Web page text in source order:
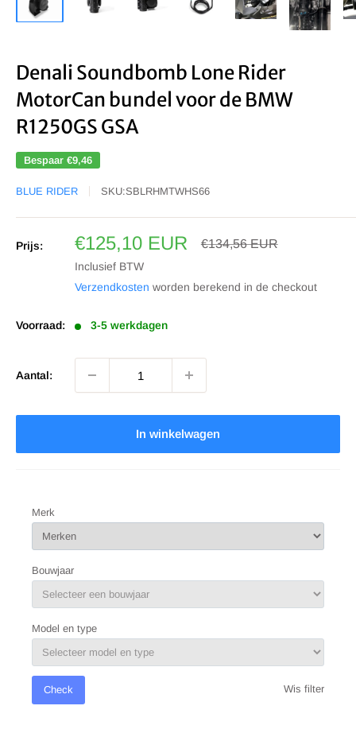
Denali Soundbomb Lone Rider
MotorCan bundel voor de BMW
R1250GS GSA
Bespaar €9,46
BLUE RIDER SKU:SBLRHMTWHS66
Prijs:
Sale
prijs
€125,10 EUR Prijs
€134,56 EUR
Inclusief BTW
Verzendkosten worden berekend in de checkout
Voorraad: 3-5 werkdagen
Aantal:
In winkelwagen
Merk
Bouwjaar
Model en type
Check Wis filter